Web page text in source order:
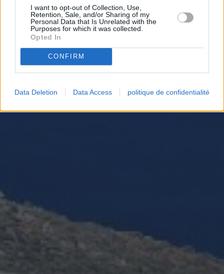
I want to opt-out of Collection, Use,
Retention, Sale, and/or Sharing of my
Personal Data that Is Unrelated with the
Purposes for which it was collected.
Opted In
CONFIRM
Data Deletion Data Access politique de confidentialité